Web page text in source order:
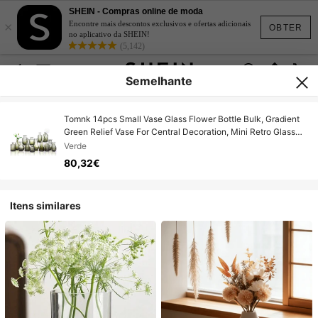
OBTER
×
SHEIN - Compras online de moda
Encontre mais descontos exclusivos e ofertas adicionais
no aplicativo da SHEIN!
(5,142)
Semelhante
Tomnk 14pcs Small Vase Glass Flower Bottle Bulk, Gradient
Green Relief Vase For Central Decoration, Mini Retro Glass
Vase For Wedding Home Dining Party Decoration, For
Birthday Weeding Party Home Decorations, Mother's Day
Decor
Verde
80,32€
Itens similares